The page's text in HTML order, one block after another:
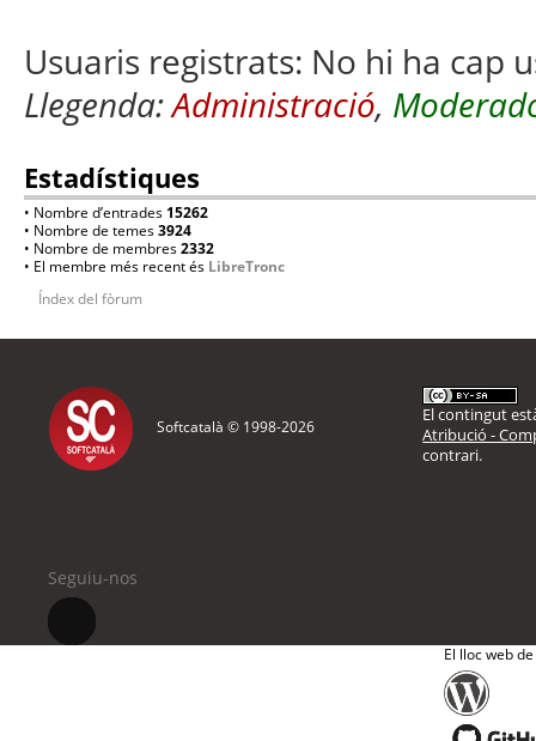
Usuaris registrats: No hi ha cap
Llegenda:Administració,
Estadístiques
• Nombre d’entrades 15262
• Nombre de temes3924
• Nombre de membres2332
• El membre més recent és LibreTronc
Índex del fòrum
Softcatalà © 1998-2026
El contingut
Atribució -
contrari.
Seguiu-nos
El lloc web